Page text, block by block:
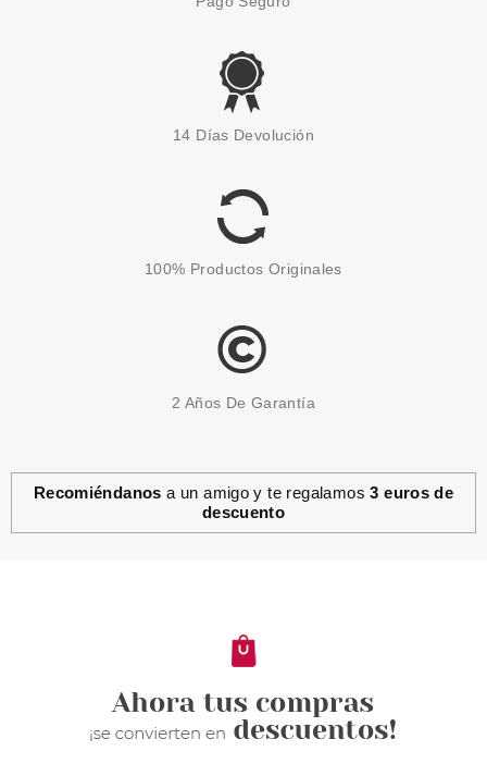
CATRICE
LABIOS 110 PINK BABY PINK
4.40€
CATRICE
4.95€
14 Días Devolución
100% Productos Originales
2 Años De Garantía
Recomiéndanos a un amigo y te regalamos3 euros de
descuento